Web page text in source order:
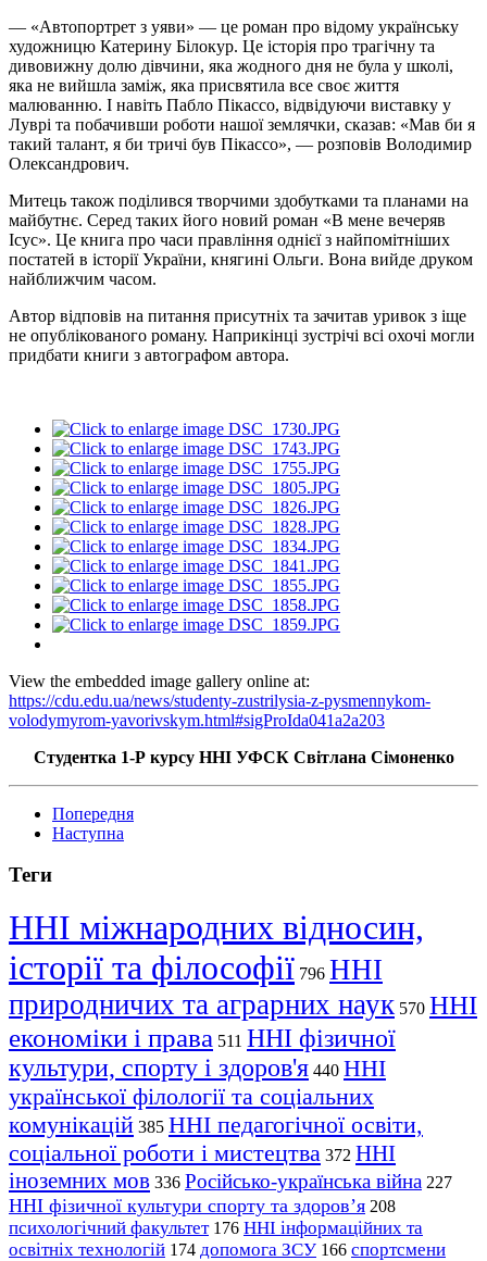
— «Автопортрет з уяви» — це роман про відому українську
художницю Катерину Білокур. Це історія про трагічну та
дивовижну долю дівчини, яка жодного дня не була у школі,
яка не вийшла заміж, яка присвятила все своє життя
малюванню. І навіть Пабло Пікассо, відвідуючи виставку у
Луврі та побачивши роботи нашої землячки, сказав: «Мав би я
такий талант, я би тричі був Пікассо», — розповів Володимир
Олександрович.
Митець також поділився творчими здобутками та планами на
майбутнє. Серед таких його новий роман «В мене вечеряв
Ісус». Це книга про часи правління однієї з найпомітніших
постатей в історії України, княгині Ольги. Вона вийде друком
найближчим часом.
Автор відповів на питання присутніх та зачитав уривок з іще
не опублікованого роману. Наприкінці зустрічі всі охочі могли
придбати книги з автографом автора.
View the embedded image gallery online at:
https://cdu.edu.ua/news/studenty-zustrilysia-z-pysmennykom-
volodymyrom-yavorivskym.html#sigProIda041a2a203
Студентка 1-Р курсу ННІ УФСК Світлана Сімоненко
Попередня
Наступна
Теги
ННІ міжнародних відносин,
історії та філософії 796 ННІ
природничих та аграрних наук 570 ННІ
економіки і права 511 ННІ фізичної
культури, спорту і здоров'я 440 ННІ
української філології та соціальних
комунікацій 385 ННІ педагогічної освіти,
соціальної роботи і мистецтва 372 ННІ
іноземних мов 336 Російсько-українська війна 227
ННІ фізичної культури спорту та здоров’я 208
психологічний факультет 176 ННІ інформаційних та
освітніх технологій 174 допомога ЗСУ 166 спортсмени